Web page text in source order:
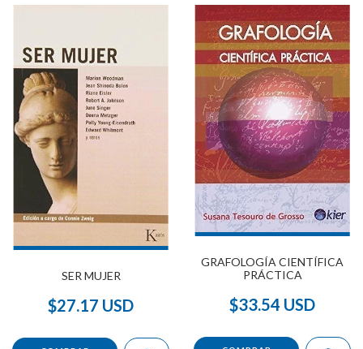
SER MUJER
$27.17 USD
GRAFOLOGÍA CIENTÍFICA
PRÁCTICA
$33.54 USD